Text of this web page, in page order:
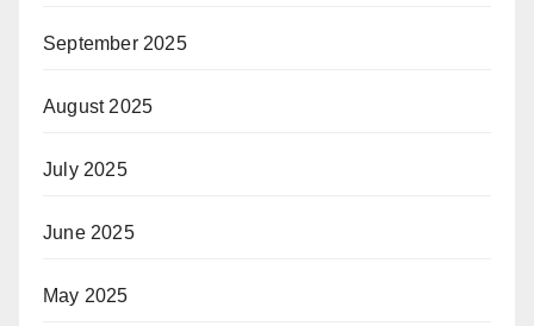
September 2025
August 2025
July 2025
June 2025
May 2025